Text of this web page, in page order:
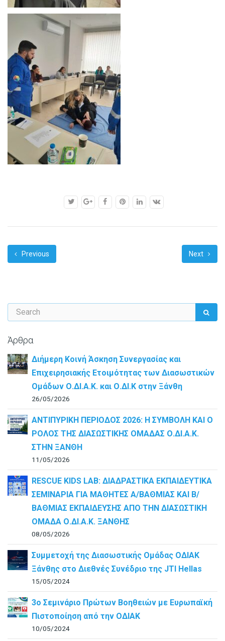
Previous Next
Άρθρα
Διήμερη Κοινή Άσκηση Συνεργασίας και
Επιχειρησιακής Ετοιμότητας των Διασωστικών
Ομάδων Ο.ΔΙ.Α.Κ. και Ο.ΔΙ.Κ στην Ξάνθη
26/05/2026
ΑΝΤΙΠΥΡΙΚΗ ΠΕΡΙΟΔΟΣ 2026: Η ΣΥΜΒΟΛΗ ΚΑΙ Ο
ΡΟΛΟΣ ΤΗΣ ΔΙΑΣΩΣΤΙΚΗΣ ΟΜΑΔΑΣ Ο.ΔΙ.Α.Κ.
ΣΤΗΝ ΞΑΝΘΗ
11/05/2026
RESCUE KIDS LAB: ΔΙAΔΡΑΣΤΙΚΑ ΕΚΠΑΙΔΕΥΤΙΚΑ
ΣΕΜΙΝΑΡΙΑ ΓΙΑ ΜΑΘΗΤΕΣ Α/ΒΑΘΜΙΑΣ ΚΑΙ Β/
ΒΑΘΜΙΑΣ ΕΚΠΑΙΔΕΥΣΗΣ ΑΠΟ ΤΗΝ ΔΙΑΣΩΣΤΙΚΗ
ΟΜΑΔΑ Ο.ΔΙ.Α.Κ. ΞΑΝΘΗΣ
08/05/2026
Συμμετοχή της Διασωστικής Ομάδας ΟΔΙΑΚ
Ξάνθης στο Διεθνές Συνέδριο της JTI Hellas
15/05/2024
3ο Σεμινάριο Πρώτων Βοηθειών με Ευρωπαϊκή
Πιστοποίηση από την ΟΔΙΑΚ
10/05/2024